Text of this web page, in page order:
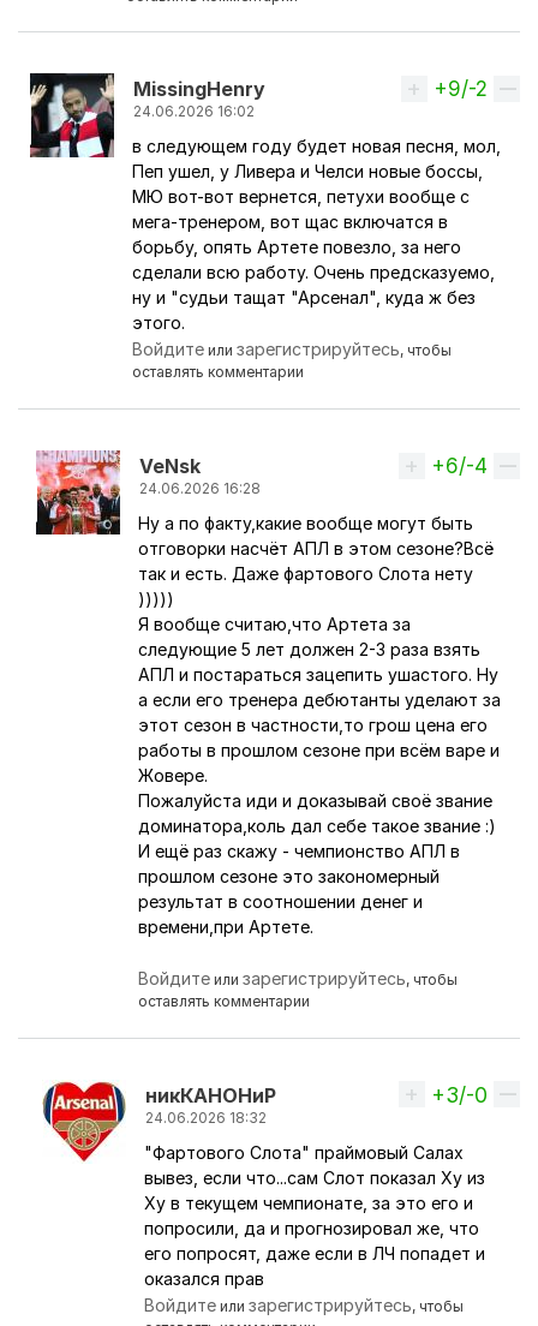
MissingHenry
24.06.2026 16:02
Ответ на комментарий пользователяArs87.
Вверх
+9/-2
в следующем году будет новая песня, мол,
Пеп ушел, у Ливера и Челси новые боссы,
МЮ вот-вот вернется, петухи вообще с
мега-тренером, вот щас включатся в
борьбу, опять Артете повезло, за него
сделали всю работу. Очень предсказуемо,
ну и "судьи тащат "Арсенал", куда ж без
этого.
Войдите илизарегистрируйтесь, чтобы
оставлять комментарии
VeNsk
24.06.2026 16:28
Ответ на комментарий пользователя
Вверх
+6/-4
Ну а по факту,какие вообще могут быть
отговорки насчёт АПЛ в этом сезоне?Всё
так и есть. Даже фартового Слота нету
)))))
Я вообще считаю,что Артета за
следующие 5 лет должен 2-3 раза взять
АПЛ и постараться зацепить ушастого. Ну
а если его тренера дебютанты уделают за
этот сезон в частности,то грош цена его
работы в прошлом сезоне при всём варе и
Жовере.
Пожалуйста иди и доказывай своё звание
доминатора,коль дал себе такое звание :)
И ещё раз скажу - чемпионство АПЛ в
прошлом сезоне это закономерный
результат в соотношении денег и
времени,при Артете.
Войдите илизарегистрируйтесь, чтобы
оставлять комментарии
никКАНОНиР
24.06.2026 18:32
Ответ на комментарий пользователяVeNsk
Вверх
+3/-0
"Фартового Слота" праймовый Салах
вывез, если что...сам Слот показал Ху из
Ху в текущем чемпионате, за это его и
попросили, да и прогнозировал же, что
его попросят, даже если в ЛЧ попадет и
оказался прав
Войдите илизарегистрируйтесь, чтобы